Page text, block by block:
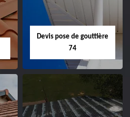
Devis pose de gouttière
74